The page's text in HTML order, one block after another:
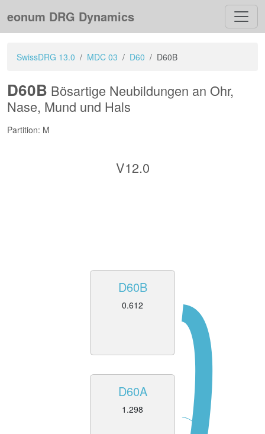
eonum DRG Dynamics
SwissDRG 13.0 MDC 03 D60 D60B
D60B Bösartige Neubildungen an Ohr,
Nase, Mund und Hals
Partition: M
V12.0
D60B
0.612
D60A
1.298